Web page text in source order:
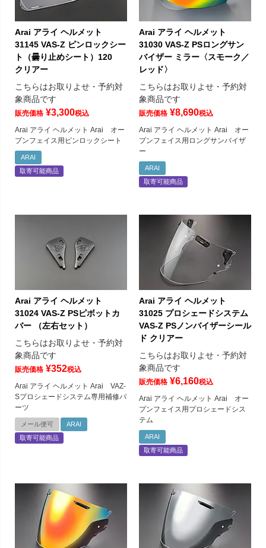
Arai アライ ヘルメット
31145 VAS-Z ピンロックシー
ト（曇り止めシート）120
クリアー
こちらはお取りよせ・予約対
象商品です
販売価格 ¥3,300税込
Arai アライ ヘルメット Arai オー
プンフェイス用ピンロックシート
ARAI
取寄可能商品
Arai アライ ヘルメット
31030 VAS-Z PSロングサン
バイザー ミラー〈スモーク／
レッド〉
こちらはお取りよせ・予約対
象商品です
販売価格 ¥8,690税込
Arai アライ ヘルメット Arai オー
プンフェイス用ロングサンバイザ
ー
ARAI
取寄可能商品
Arai アライ ヘルメット
31024 VAS-Z PSピボットカ
バー （左右セット）
こちらはお取りよせ・予約対
象商品です
販売価格 ¥352税込
Arai アライ ヘルメット Arai VAZ-
Sプロシェードシステム専用補修パ
ーツ
メール便可
ARAI
取寄可能商品
Arai アライ ヘルメット
31025 プロシェードシステム
VAS-Z PSノンバイザーシール
ド クリアー
こちらはお取りよせ・予約対
象商品です
販売価格 ¥6,160税込
Arai アライ ヘルメット Arai オー
プンフェイス用プロシェードシス
テム
ARAI
取寄可能商品